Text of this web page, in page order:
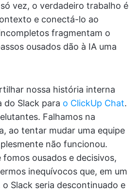
vez, o verdadeiro trabalho é
e conectá-lo ao
fragmentam o
ousados dão à IA uma
nossa história interna
do Slack para o ClickUp Chat.
Falhamos na
ao tentar mudar uma equipe
não funcionou.
fomos ousados e decisivos,
inequívocos que, em um
Slack seria descontinuado e